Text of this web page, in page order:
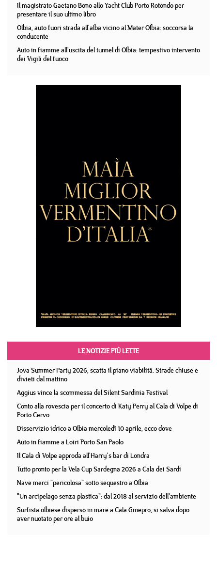
Il magistrato Gaetano Bono allo Yacht Club Porto Rotondo per
presentare il suo ultimo libro
Olbia, auto fuori strada all'alba vicino al Mater Olbia: soccorsa la
conducente
Auto in fiamme all'uscita del tunnel di Olbia: tempestivo intervento
dei Vigili del fuoco
LE NOTIZIE PIÙ LETTE
Jova Summer Party 2026, scatta il piano viabilità. Strade chiuse e
divieti dal mattino
Aggius vince la scommessa del Silent Sardinia Festival
Conto alla rovescia per il concerto di Katy Perry al Cala di Volpe di
Porto Cervo
Disservizio idrico a Olbia mercoledì 10 aprile, ecco dove
Auto in fiamme a Loiri Porto San Paolo
Il Cala di Volpe approda all'Harry's bar di Londra
Tutto pronto per la Vela Cup Sardegna 2026 a Cala dei Sardi
Nave merci "pericolosa" sotto sequestro a Olbia
"Un arcipelago senza plastica": dal 2018 al servizio dell'ambiente
Surfista olbiese disperso in mare a Cala Ginepro, si salva dopo
aver nuotato per ore al buio